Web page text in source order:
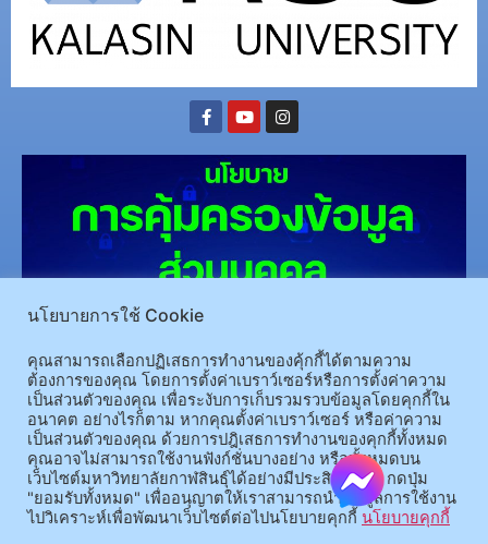
(อ.นามน)13 หมู่ 14 ต.สงเปลือย อ.นามน จ.กาฬสินธุ์ 46230โทรศัพท์ : 043-602-055 โทรสาร :
043-602-044
(อ.เมือง)62/1 ถ.เกษตรสมบูรณ์ ต.กาฬสินธุ์ อ.เมือง จ.กาฬสินธุ์ 46000โทรศัพท์ 043-811128 08-
64584360 โทรสาร 043-813070
© 2025 All rights Reserved.
นโยบายการใช้ Cookie
คุณสามารถเลือกปฏิเสธการทำงานของคุ้กกี้ได้ตามความ
ต้องการของคุณ โดยการตั้งค่าเบราว์เซอร์หรือการตั้งค่าความ
เป็นส่วนตัวของคุณ เพื่อระงับการเก็บรวมรวบข้อมูลโดยคุกกี้ใน
อนาคต อย่างไรก็ตาม หากคุณตั้งค่าเบราว์เซอร์ หรือค่าความ
เป็นส่วนตัวของคุณ ด้วยการปฎิเสธการทำงานของคุกกี้ทั้งหมด
คุณอาจไม่สามารถใช้งานฟังก์ชั่นบางอย่าง หรือทั้งหมดบน
เว็บไซต์มหาวิทยาลัยกาฬสินธุ์ได้อย่างมีประสิทธิภาพ กดปุ่ม
"ยอมรับทั้งหมด" เพื่ออนุญาตให้เราสามารถนำข้อมูลการใช้งาน
ไปวิเคราะห์เพื่อพัฒนาเว็บไซต์ต่อไปนโยบายคุกกี้ นโยบายคุกกี้